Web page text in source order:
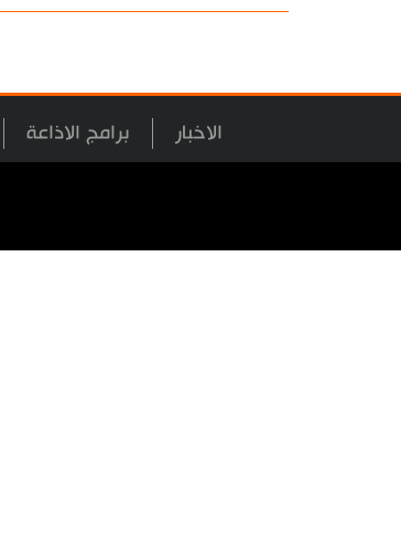
الاخبار برامج الاذاعة